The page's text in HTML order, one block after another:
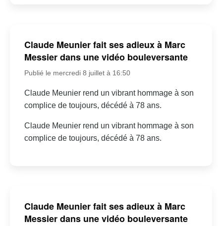
Claude Meunier fait ses adieux à Marc
Messier dans une vidéo bouleversante
Publié le mercredi 8 juillet à 16:50
Claude Meunier rend un vibrant hommage à son
complice de toujours, décédé à 78 ans.
Claude Meunier rend un vibrant hommage à son
complice de toujours, décédé à 78 ans.
Claude Meunier fait ses adieux à Marc
Messier dans une vidéo bouleversante